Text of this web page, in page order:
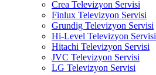
Crea Televizyon Servisi
Finlux Televizyon Servisi
Grundig Televizyon Servisi
Hi-Level Televizyon Servisi
Hitachi Televizyon Servisi
JVC Televizyon Servisi
LG Televizyon Servisi